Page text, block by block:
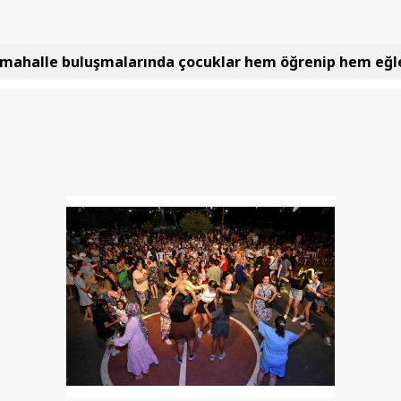
mahalle buluşmalarında çocuklar hem öğrenip hem